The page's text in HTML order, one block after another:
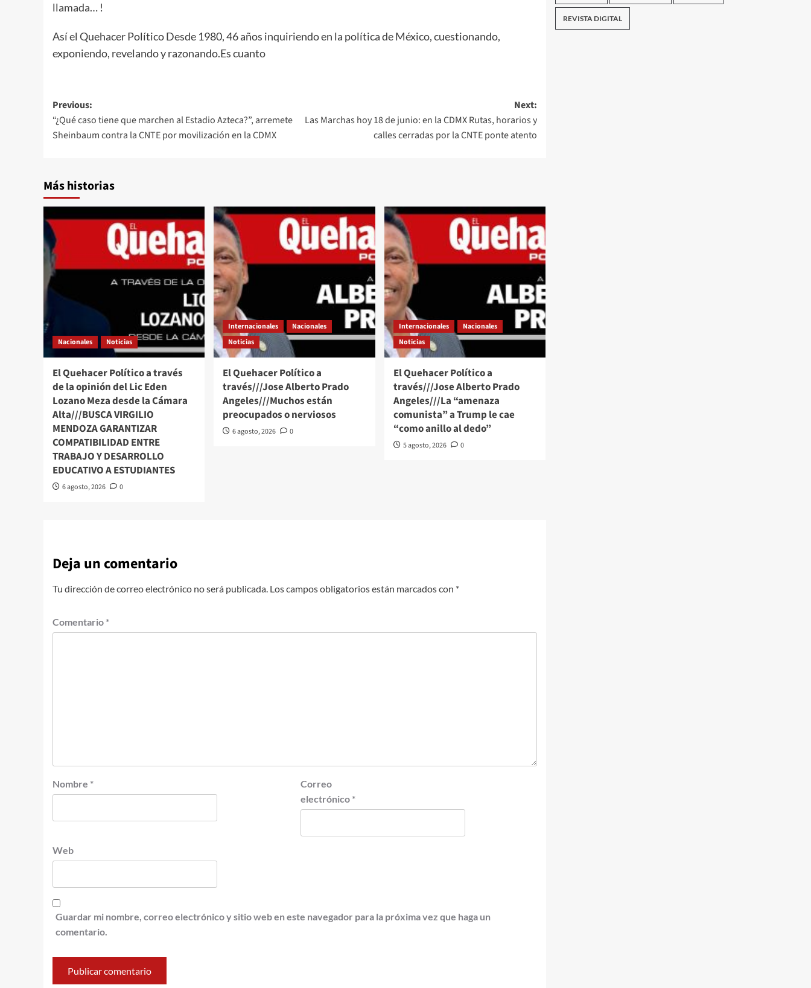
llamada… !
Así el Quehacer Político Desde 1980, 46 años inquiriendo en la política de México, cuestionando,
exponiendo, revelando y razonando.Es cuanto
Post
navigation
Previous:
“¿Qué caso tiene que marchen al Estadio Azteca?”, arremete
Sheinbaum contra la CNTE por movilización en la CDMX
Next:
Las Marchas hoy 18 de junio: en la CDMX Rutas, horarios y
calles cerradas por la CNTE ponte atento
Más historias
Nacionales Noticias
El Quehacer Político a través
de la opinión del Lic Eden
Lozano Meza desde la Cámara
Alta///BUSCA VIRGILIO
MENDOZA GARANTIZAR
COMPATIBILIDAD ENTRE
TRABAJO Y DESARROLLO
EDUCATIVO A ESTUDIANTES
6 agosto, 2026 0
Internacionales
Nacionales
Noticias
El Quehacer Político a
través///Jose Alberto Prado
Angeles///Muchos están
preocupados o nerviosos
6 agosto, 2026 0
Internacionales
Nacionales
Noticias
El Quehacer Político a
través///Jose Alberto Prado
Angeles///La “amenaza
comunista” a Trump le cae
“como anillo al dedo”
5 agosto, 2026 0
Deja un comentario
Tu dirección de correo electrónico no será publicada. Los campos obligatorios están marcados con *
Comentario *
Nombre *
Correo
electrónico *
Web
Guardar mi nombre, correo electrónico y sitio web en este navegador para la próxima vez que haga un
comentario.
REVISTA DIGITAL